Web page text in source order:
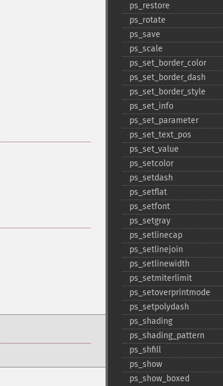
ps_​restore
ps_​rotate
ps_​save
ps_​scale
ps_​set_​border_​color
ps_​set_​border_​dash
ps_​set_​border_​style
ps_​set_​info
ps_​set_​parameter
ps_​set_​text_​pos
ps_​set_​value
ps_​setcolor
ps_​setdash
ps_​setflat
ps_​setfont
ps_​setgray
ps_​setlinecap
ps_​setlinejoin
ps_​setlinewidth
ps_​setmiterlimit
ps_​setoverprintmode
ps_​setpolydash
ps_​shading
ps_​shading_​pattern
ps_​shfill
ps_​show
ps_​show_​boxed